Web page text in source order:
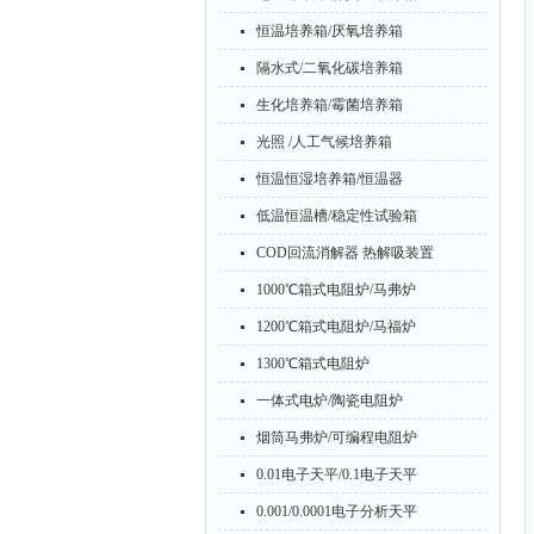
恒温培养箱/厌氧培养箱
隔水式/二氧化碳培养箱
生化培养箱/霉菌培养箱
光照 /人工气候培养箱
恒温恒湿培养箱/恒温器
低温恒温槽/稳定性试验箱
COD回流消解器 热解吸装置
1000℃箱式电阻炉/马弗炉
1200℃箱式电阻炉/马福炉
1300℃箱式电阻炉
一体式电炉/陶瓷电阻炉
烟筒马弗炉/可编程电阻炉
0.01电子天平/0.1电子天平
0.001/0.0001电子分析天平